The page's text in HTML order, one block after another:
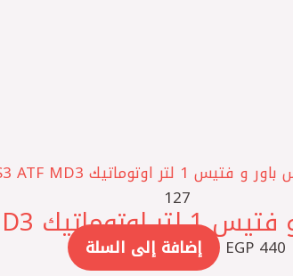
127
EGP 440 إضافة إلى السلة